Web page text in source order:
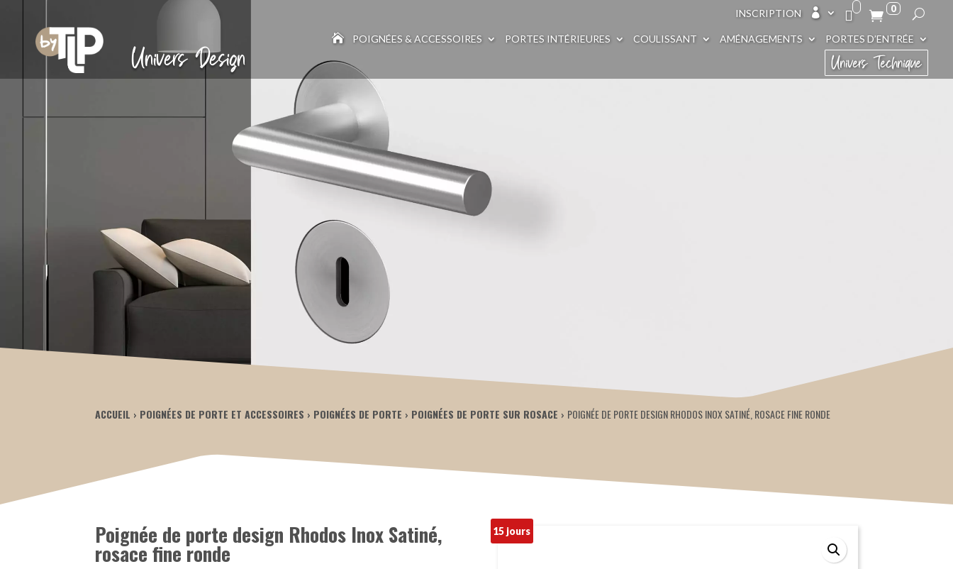
Univers Design
INSCRIPTION  0
 POIGNÉES & ACCESSOIRES PORTES INTÉRIEURES COULISSANT AMÉNAGEMENTS PORTES D’ENTRÉE
Univers Technique
ACCUEIL POIGNÉES DE PORTE ET ACCESSOIRES POIGNÉES DE PORTE POIGNÉES DE PORTE SUR ROSACE POIGNÉE DE PORTE DESIGN RHODOS INOX SATINÉ, ROSACE FINE RONDE
Poignée de porte design Rhodos Inox Satiné,
rosace fine ronde
15 jours